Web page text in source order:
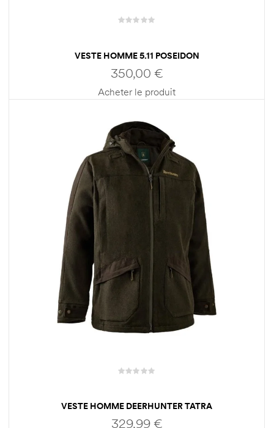
VESTE HOMME 5.11 POSEIDON
350,00 €
Acheter le produit
VESTE HOMME DEERHUNTER TATRA
329,99 €